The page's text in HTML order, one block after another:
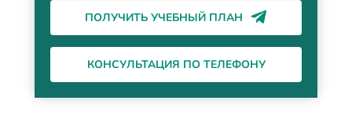
ПОЛУЧИТЬ УЧЕБНЫЙ ПЛАН
КОНСУЛЬТАЦИЯ ПО ТЕЛЕФОНУ